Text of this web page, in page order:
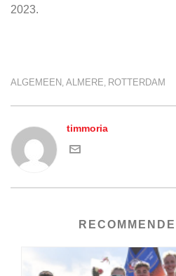
2023.
ALGEMEEN, ALMERE, ROTTERDAM
timmoria